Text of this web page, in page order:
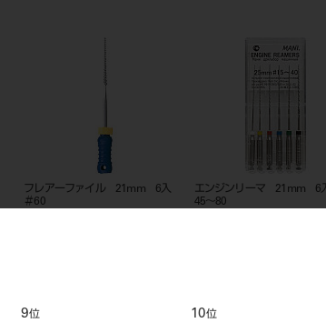
フレアーファイル 21mm 6入
＃60
エンジンリーマ 21mm 6
45～80
9位 10位